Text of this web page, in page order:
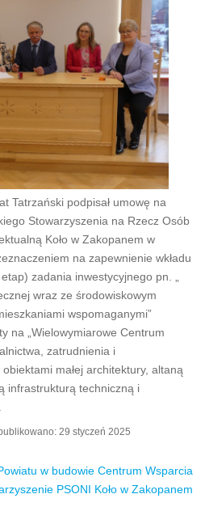
podpisał umowę na
Stowarzyszenia na Rzecz Osób
Koło w Zakopanem w
na zapewnienie wkładu
zadania inwestycyjnego pn. „
wraz ze środowiskowym
wspomaganymi”
na „Wielowymiarowe Centrum
zatrudnienia i
małej architektury, altaną
infrastrukturą techniczną i
29 styczeń 2025
w budowie Centrum Wsparcia
PSONI Koło w Zakopanem